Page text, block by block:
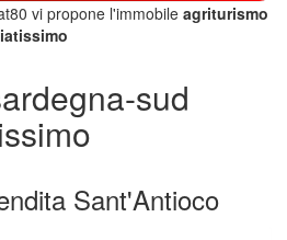
vi propone l'immobile agriturismo
sud
Sant'Antioco